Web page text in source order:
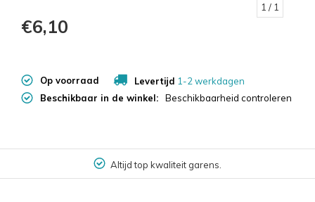
1 / 1
€6,10
Op voorraad Levertijd 1-2 werkdagen
Beschikbaar in de winkel:
Beschikbaarheid controleren
Altijd top kwaliteit garens.